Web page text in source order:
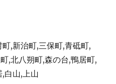
町,新治町,三保町,青砥町,
,北八朔町,森の台,鴨居町,
白山,上山